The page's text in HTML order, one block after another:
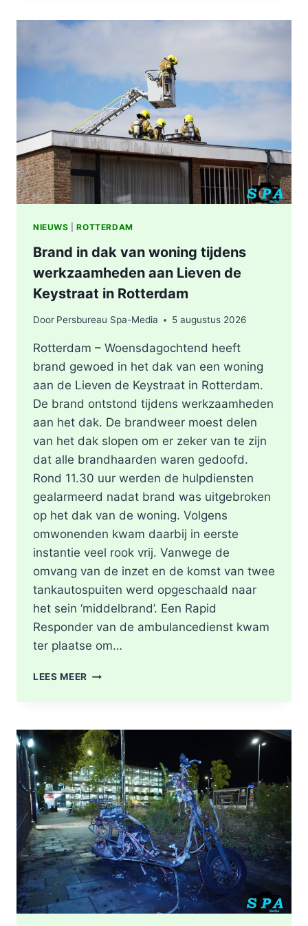
WONING
SENIORENFLAT
WATERTORENWEG
IN
ROTTERDAM
NIEUWS |ROTTERDAM
Brand in dak van woning tijdens
werkzaamheden aan Lieven de
Keystraat in Rotterdam
Door Persbureau Spa-Media 5 augustus 2026
Rotterdam – Woensdagochtend heeft
brand gewoed in het dak van een woning
aan de Lieven de Keystraat in Rotterdam.
De brand ontstond tijdens werkzaamheden
aan het dak. De brandweer moest delen
van het dak slopen om er zeker van te zijn
dat alle brandhaarden waren gedoofd.
Rond 11.30 uur werden de hulpdiensten
gealarmeerd nadat brand was uitgebroken
op het dak van de woning. Volgens
omwonenden kwam daarbij in eerste
instantie veel rook vrij. Vanwege de
omvang van de inzet en de komst van twee
tankautospuiten werd opgeschaald naar
het sein ‘middelbrand’. Een Rapid
Responder van de ambulancedienst kwam
ter plaatse om…
LEES MEER BRAND
WONING
TIJDENS
WERKZAAMHEDEN
AAN
LIEVEN
DE
KEYSTRAAT
IN
ROTTERDAM